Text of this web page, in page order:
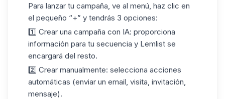
Para lanzar tu campaña, ve al menú, haz clic en
el pequeño “+” y tendrás 3 opciones:
1️⃣ Crear una campaña con IA: proporciona
información para tu secuencia y Lemlist se
encargará del resto.
2️⃣ Crear manualmente: selecciona acciones
automáticas (enviar un email, visita, invitación,
mensaje).